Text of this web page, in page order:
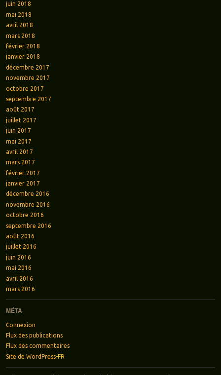
juin 2018
mai 2018
avril 2018
mars 2018
février 2018
janvier 2018
décembre 2017
novembre 2017
octobre 2017
septembre 2017
août 2017
juillet 2017
juin 2017
mai 2017
avril 2017
mars 2017
février 2017
janvier 2017
décembre 2016
novembre 2016
octobre 2016
septembre 2016
août 2016
juillet 2016
juin 2016
mai 2016
avril 2016
mars 2016
MÉTA
Connexion
Flux des publications
Flux des commentaires
Site de WordPress-FR